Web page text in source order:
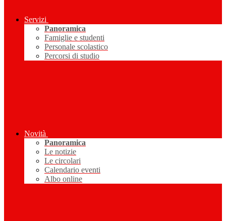
Servizi
Panoramica
Famiglie e studenti
Personale scolastico
Percorsi di studio
Novità
Panoramica
Le notizie
Le circolari
Calendario eventi
Albo online